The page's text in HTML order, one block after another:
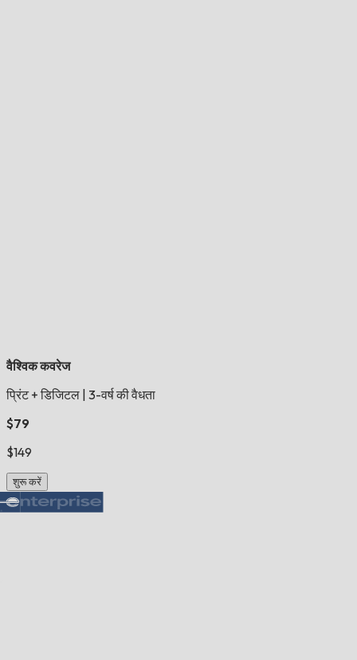
वैश्विक कवरेज
प्रिंट + डिजिटल 3-वर्ष की वैधता
$79
$149
शुरू करें